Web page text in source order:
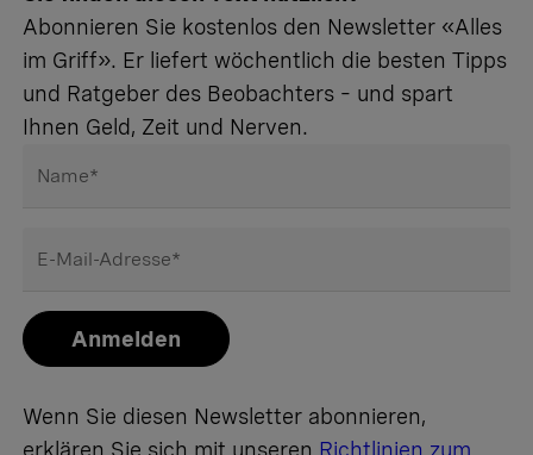
Abonnieren Sie kostenlos den Newsletter «Alles
im Griff». Er liefert wöchentlich die besten Tipps
und Ratgeber des Beobachters – und spart
Ihnen Geld, Zeit und Nerven.
Name*
E-Mail-Adresse*
Anmelden
Wenn Sie diesen Newsletter abonnieren,
erklären Sie sich mit unseren Richtlinien zum